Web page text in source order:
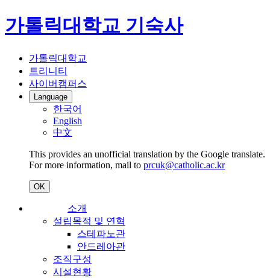
가톨릭대학교 기숙사
가톨릭대학교
트리니티
사이버캠퍼스
Language
한국어
English
中文
This provides an unofficial translation by the Google translate.
For more information, mail to prcuk@catholic.ac.kr
OK
소개
설립목적 및 연혁
스테파노관
안드레아관
조직구성
시설현황